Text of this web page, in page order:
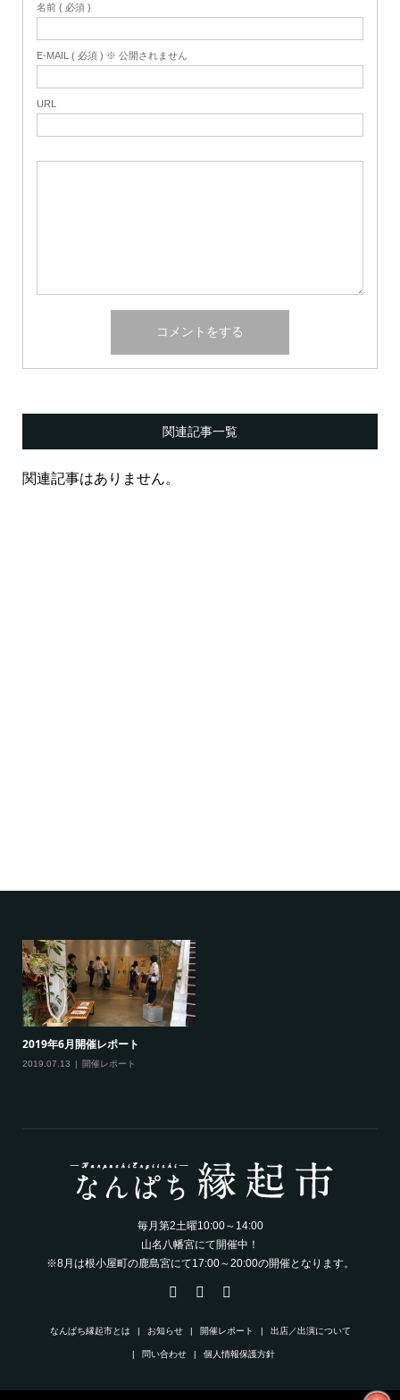
名前 ( 必須 )
E-MAIL ( 必須 ) ※ 公開されません
URL
関連記事一覧
関連記事はありません。
2019年6月開催レポート
2019.07.13 開催レポート
毎月第2土曜10:00～14:00
山名八幡宮にて開催中！
※8月は根小屋町の鹿島宮にて17:00～20:00の開催となります。
なんぱち縁起市とは お知らせ 開催レポート 出店／出演について
問い合わせ 個人情報保護方針